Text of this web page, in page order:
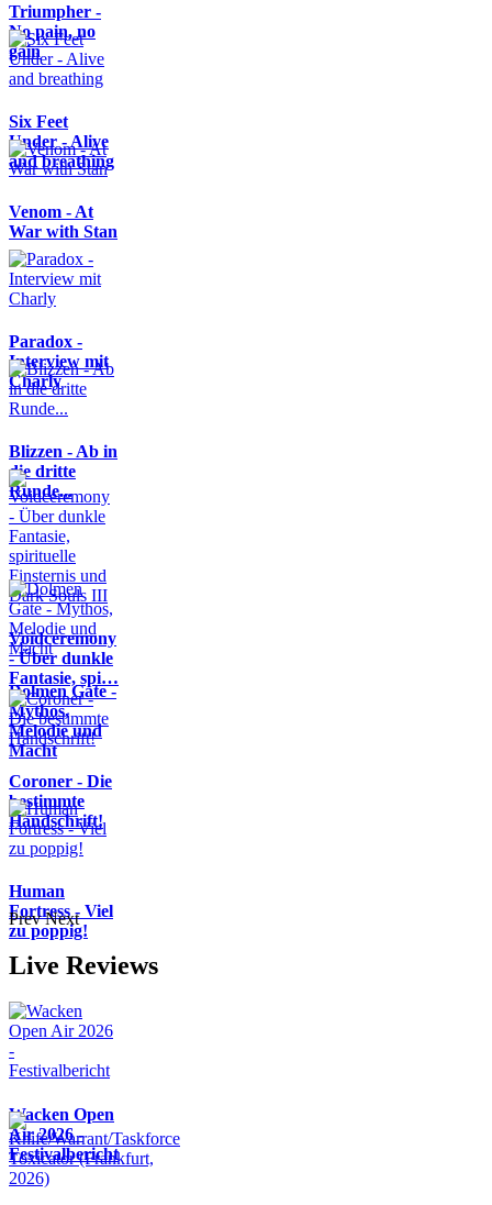
Triumpher -
No pain, no
gain
Six Feet
Under - Alive
and breathing
Venom - At
War with Stan
Paradox -
Interview mit
Charly
Blizzen - Ab in
die dritte
Runde...
Voidceremony
- Über dunkle
Fantasie, spi…
Dolmen Gate -
Mythos,
Melodie und
Macht
Coroner - Die
bestimmte
Handschrift!
Human
Fortress - Viel
zu poppig!
Prev Next
Live Reviews
Wacken Open
Air 2026 -
Festivalbericht